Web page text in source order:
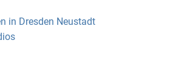
in Dresden Neustadt